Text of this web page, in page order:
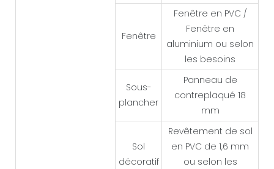
Fenêtre
Fenêtre en PVC /
Fenêtre en
aluminium ou selon
les besoins
Sous-
plancher
Panneau de
contreplaqué 18
mm
Sol
décoratif
Revêtement de sol
en PVC de 1,6 mm
ou selon les